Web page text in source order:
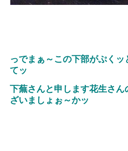
っでまぁ～この下部がぷくッ
てッ
下蕪さんと申します花生さ
ざいましょぉ～かッ